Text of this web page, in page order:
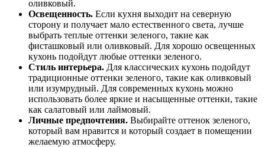
оливковый.
Освещенность. Если кухня выходит на северную
сторону и получает мало естественного света, лучше
выбрать теплые оттенки зеленого, такие как
фисташковый или оливковый. Для хорошо освещенных
кухонь подойдут любые оттенки зеленого.
Стиль интерьера. Для классических кухонь подойдут
традиционные оттенки зеленого, такие как оливковый
или изумрудный. Для современных кухонь можно
использовать более яркие и насыщенные оттенки, такие
как салатовый или лаймовый.
Личные предпочтения. Выбирайте оттенок зеленого,
который вам нравится и который создает в помещении
желаемую атмосферу.